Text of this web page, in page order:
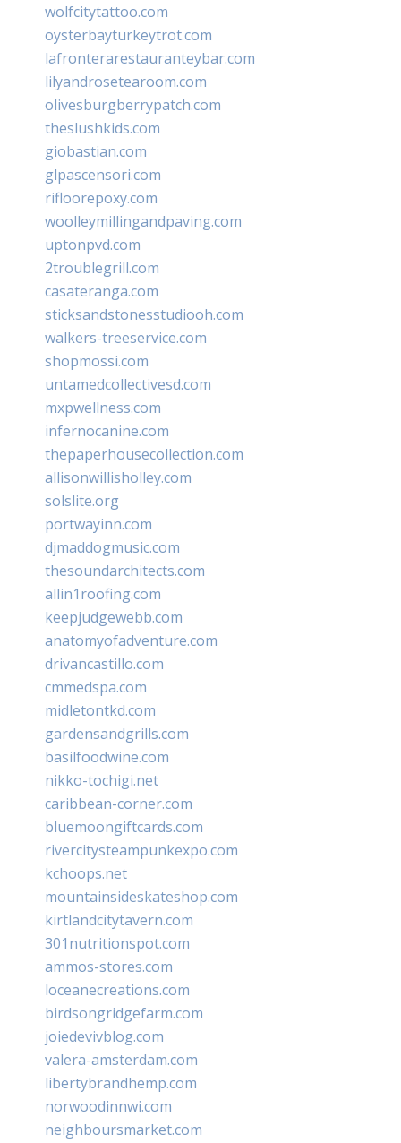
wolfcitytattoo.com
oysterbayturkeytrot.com
lafronterarestauranteybar.com
lilyandrosetearoom.com
olivesburgberrypatch.com
theslushkids.com
giobastian.com
glpascensori.com
rifloorepoxy.com
woolleymillingandpaving.com
uptonpvd.com
2troublegrill.com
casateranga.com
sticksandstonesstudiooh.com
walkers-treeservice.com
shopmossi.com
untamedcollectivesd.com
mxpwellness.com
infernocanine.com
thepaperhousecollection.com
allisonwillisholley.com
solslite.org
portwayinn.com
djmaddogmusic.com
thesoundarchitects.com
allin1roofing.com
keepjudgewebb.com
anatomyofadventure.com
drivancastillo.com
cmmedspa.com
midletontkd.com
gardensandgrills.com
basilfoodwine.com
nikko-tochigi.net
caribbean-corner.com
bluemoongiftcards.com
rivercitysteampunkexpo.com
kchoops.net
mountainsideskateshop.com
kirtlandcitytavern.com
301nutritionspot.com
ammos-stores.com
loceanecreations.com
birdsongridgefarm.com
joiedevivblog.com
valera-amsterdam.com
libertybrandhemp.com
norwoodinnwi.com
neighboursmarket.com